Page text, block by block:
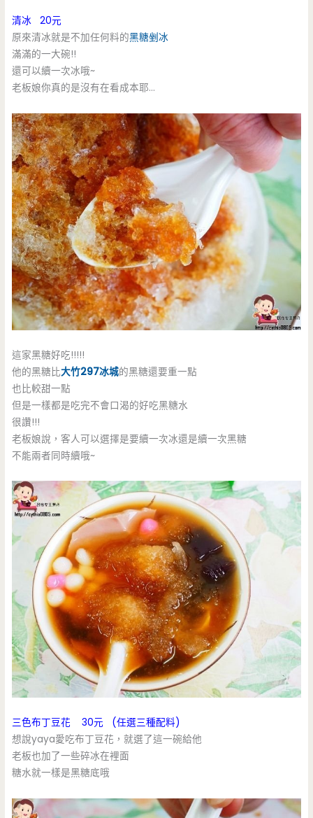
清冰 20元
原來清冰就是不加任何料的黑糖剉冰
滿滿的一大碗!!
還可以續一次冰哦~
老板娘你真的是沒有在看成本耶…
這家黑糖好吃!!!!!
他的黑糖比大竹297冰城的黑糖還要重一點
也比較甜一點
但是一樣都是吃完不會口渴的好吃黑糖水
很讚!!!
老板娘說，客人可以選擇是要續一次冰還是續一次黑糖
不能兩者同時續哦~
三色布丁豆花 30元 (任選三種配料)
想說yaya愛吃布丁豆花，就選了這一碗給他
老板也加了一些碎冰在裡面
糖水就一樣是黑糖底哦